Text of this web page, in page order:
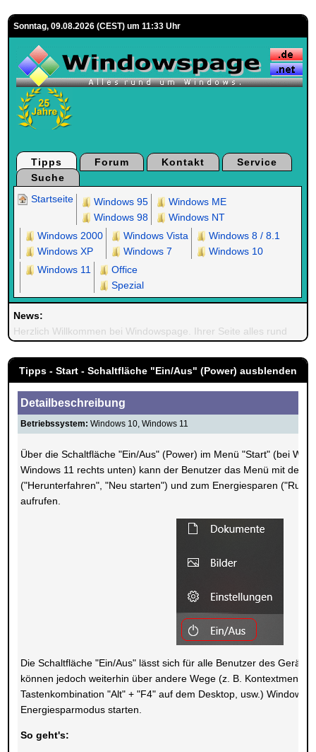
Sonntag, 09.08.2026 (CEST) um 11:33 Uhr
Tipps Forum Kontakt
Service
Suche
Startseite
Windows 95
Windows 98
Windows ME
Windows NT
Windows 2000
Windows XP
Windows Vista
Windows 7
Windows 8 / 8.1
Windows 10
Windows 11
Office
Spezial
News:
Herzlich Willkommen bei Windowspage. Ihrer Seite alles rund um
Tipps - Start - Schaltfläche "Ein/Aus" (Power) ausblenden
Detailbeschreibung
Betriebssystem: Windows 10, Windows 11
Über die Schaltfläche "Ein/Aus" (Power) im Menü "Start" (bei
Windows 11 rechts unten) kann der Benutzer das Menü mit den
("Herunterfahren", "Neu starten") und zum Energiesparen
aufrufen.
Die Schaltfläche "Ein/Aus" lässt sich für alle Benutzer des Geräts
können jedoch weiterhin über andere Wege (z. B. Kontextmenü
Tastenkombination "Alt" + "F4" auf dem Desktop, usw.) Windows
Energiesparmodus starten.
So geht's: